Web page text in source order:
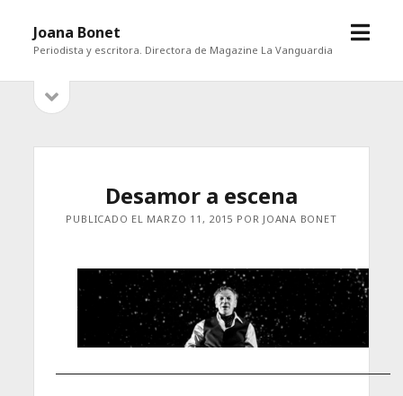
Joana Bonet
Periodista y escritora. Directora de Magazine La Vanguardia
abrir
Barrabarra
Desamor a escena
PUBLICADO EL MARZO 11, 2015 POR JOANA BONET